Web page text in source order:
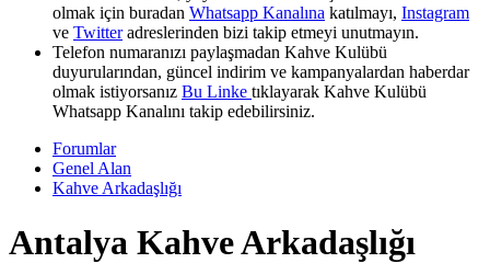
olmak için buradan Whatsapp Kanalına katılmayı, Instagram
ve Twitteradreslerinden bizi takip etmeyi unutmayın.
Telefon numaranızı paylaşmadan Kahve Kulübü
duyurularından, güncel indirim ve kampanyalardan haberdar
olmak istiyorsanız Bu Linke tıklayarak Kahve Kulübü
Whatsapp Kanalını takip edebilirsiniz.
Forumlar
Genel Alan
Kahve Arkadaşlığı
Antalya Kahve Arkadaşlığı